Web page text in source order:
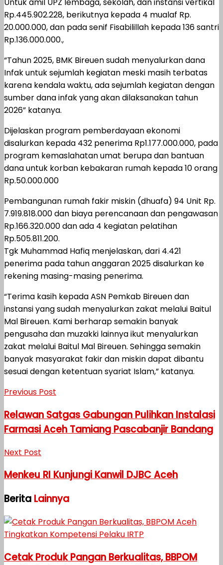
Untuk amil UPZ lembaga, sekolah, dan instansi vertikal
Rp.445.902.228, berikutnya kepada 4 mualaf Rp.
20.000.000, dan pada senif Fisabilillah kepada 136 santri
Rp.136.000.000.,
“Tahun 2025, BMK Bireuen sudah menyalurkan dana
Infak untuk sejumlah kegiatan meski masih terbatas
karena kendala waktu, ada sejumlah kegiatan dengan
sumber dana infak yang akan dilaksanakan tahun
2026” katanya.
Dijelaskan program pemberdayaan ekonomi
disalurkan kepada 432 penerima Rp1.177.000.000, pada
program kemaslahatan umat berupa dan bantuan
dana untuk korban kebakaran rumah kepada 10 orang
Rp.50.000.000
Pembangunan rumah fakir miskin (dhuafa) 94 Unit Rp.
7.919.818.000 dan biaya perencanaan dan pengawasan
Rp.166.320.000 dan ada 4 kegiatan pelatihan
Rp.505.811.200.
Tgk Muhammad Hafiq menjelaskan, dari 4.421
penerima pada tahun anggaran 2025 disalurkan ke
rekening masing-masing penerima.
“Terima kasih kepada ASN Pemkab Bireuen dan
instansi yang sudah menyalurkan zakat melalui Baitul
Mal Bireuen. Kami berharap semakin banyak
pengusaha dan muzakki lainnya ikut menyalurkan
zakat melalui Baitul Mal Bireuen. Sehingga semakin
banyak masyarakat fakir dan miskin dapat dibantu
sesuai dengan ketentuan syariat Islam,” katanya.
Previous Post
Relawan Satgas Gabungan Pulihkan Instalasi
Farmasi Aceh Tamiang Pascabanjir Bandang
Next Post
Menkeu RI Kunjungi Kanwil DJBC Aceh
Berita Lainnya
Cetak Produk Pangan Berkualitas, BBPOM